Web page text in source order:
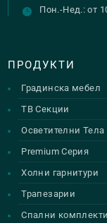
Пон.-Нед.: от
ПРОДУКТИ
Градинска мебел
ТВ Секции
Осветителни Тела
Premium Серия
Холни гарнитури
Трапезарии
Спални комплекти